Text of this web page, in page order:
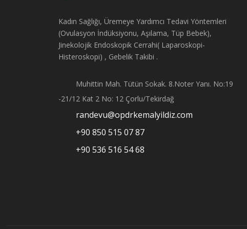
Kadın Sağlığı, Üremeye Yardımcı Tedavi Yöntemleri
(Ovulasyon İndüksiyonu, Aşılama, Tüp Bebek),
Jinekolojik Endoskopik Cerrahi( Laparoskopi-
Histeroskopi) , Gebelik Takibi .
Muhittin Mah. Tütün Sokak. 8.Noter Yanı. No:19
-21/12 Kat 2 No: 12 Çorlu/Tekirdağ
randevu@opdrkemalyildiz.com
+90 850 515 07 87
+90 536 516 54 68